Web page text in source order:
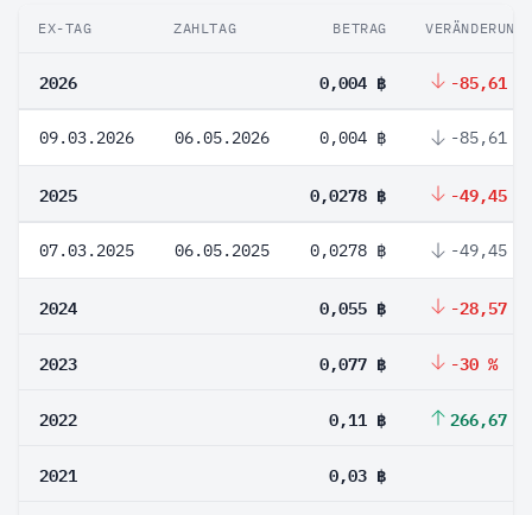
EX-TAG ZAHLTAG BETRAG VERÄNDERUNG
2026 0,004 ฿ -85,61 %
09.03.2026 06.05.2026 0,004 ฿ -85,61 %
2025 0,0278 ฿ -49,45 %
07.03.2025 06.05.2025 0,0278 ฿ -49,45 %
2024 0,055 ฿ -28,57 %
2023 0,077 ฿ -30 %
2022 0,11 ฿ 266,67 %
2021 0,03 ฿